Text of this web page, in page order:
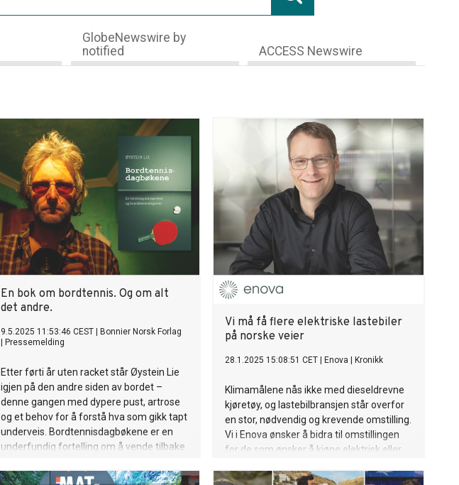
GlobeNewswire by
notified
ACCESS Newswire
En bok om bordtennis. Og om alt
det andre.
9.5.2025 11:53:46 CEST
Bonnier Norsk Forlag
Pressemelding
Etter førti år uten racket står Øystein Lie
igjen på den andre siden av bordet –
denne gangen med dypere pust, artrose
og et behov for å forstå hva som gikk tapt
underveis. Bordtennisdagbøkene er en
underfundig fortelling om å vende tilbake
underskrudde baller og overstyrte liv.
Vi må få flere elektriske lastebiler
på norske veier
28.1.2025 15:08:51 CET Enova Kronikk
Klimamålene nås ikke med dieseldrevne
kjøretøy, og lastebilbransjen står overfor
en stor, nødvendig og krevende omstilling.
Vi i Enova ønsker å bidra til omstillingen
for de som ønsker å kjøpe elektrisk eller